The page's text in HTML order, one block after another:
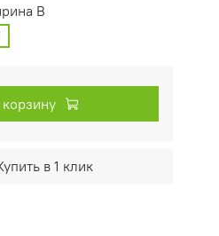
В
в 1 клик